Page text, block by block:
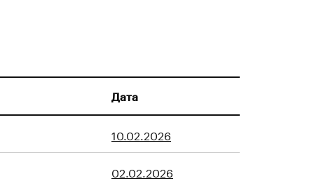
Дата
10.02.2026
02.02.2026